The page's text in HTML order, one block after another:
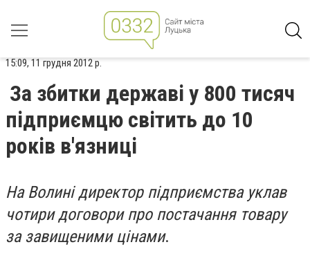
15:09, 11 грудня 2012 р.
За збитки державі у 800 тисяч
підприємцю світить до 10
років в'язниці
На Волині директор підприємства уклав
чотири договори про постачання товару
за завищеними цінами.